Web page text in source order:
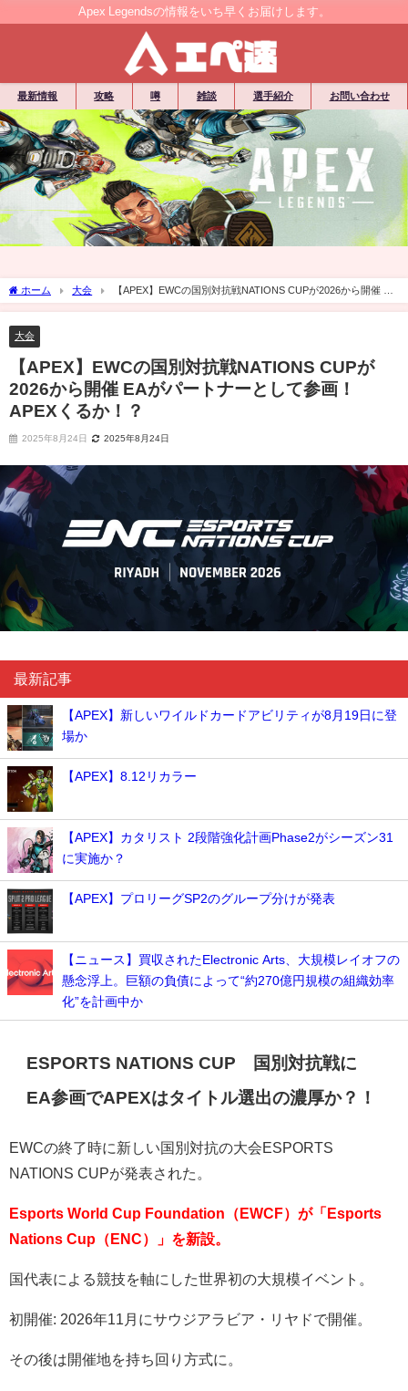
Apex Legendsの情報をいち早くお届けします。
最新情報 攻略 噂 雑談 選手紹介 お問い合わせ
ホーム 大会
【APEX】EWCの国別対抗戦NATIONS CUPが2026から開催 EA
がパートナーとして参画！APEXくるか！？
大会
【APEX】EWCの国別対抗戦NATIONS CUPが
2026から開催 EAがパートナーとして参画！
APEXくるか！？
2025年8月24日 2025年8月24日
最新記事
【APEX】新しいワイルドカードアビリティが8月19日に登
場か
【APEX】8.12リカラー
【APEX】カタリスト 2段階強化計画Phase2がシーズン31
に実施か？
【APEX】プロリーグSP2のグループ分けが発表
【ニュース】買収されたElectronic Arts、大規模レイオフの
懸念浮上。巨額の負債によって“約270億円規模の組織効率
化”を計画中か
ESPORTS NATIONS CUP 国別対抗戦に
EA参画でAPEXはタイトル選出の濃厚か？！
EWCの終了時に新しい国別対抗の大会ESPORTS
NATIONS CUPが発表された。
Esports World Cup Foundation（EWCF）が「Esports
Nations Cup（ENC）」を新設。
国代表による競技を軸にした世界初の大規模イベント。
初開催: 2026年11月にサウジアラビア・リヤドで開催。
その後は開催地を持ち回り方式に。